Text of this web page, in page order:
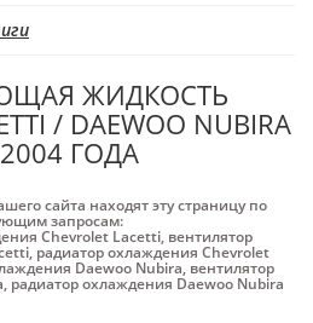
ЖИДКОСТЬ
/ DAEWOO NUBIRA
ГОДА
сайта находят эту страницу по
запросам:
Chevrolet Lacetti, вентилятор
, радиатор охлаждения Chevrolet
Daewoo Nubira, вентилятор
, радиатор охлаждения Daewoo Nubira